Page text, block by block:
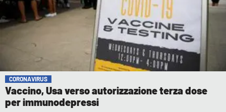
CORONAVIRUS
Vaccino, Usa verso autorizzazione terza dose
per immunodepressi